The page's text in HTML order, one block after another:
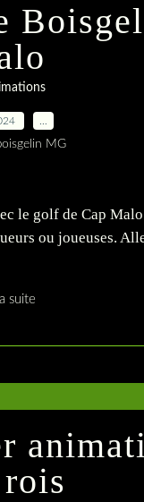
MG
le golf de Cap
ou joueuses.
suite